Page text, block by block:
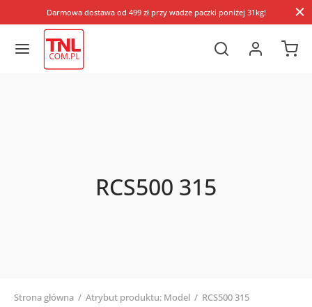
Darmowa dostawa od 499 zł przy wadze paczki poniżej 31kg!
RCS500 315
Strona główna / Atrybut produktu: Model / RCS500 315